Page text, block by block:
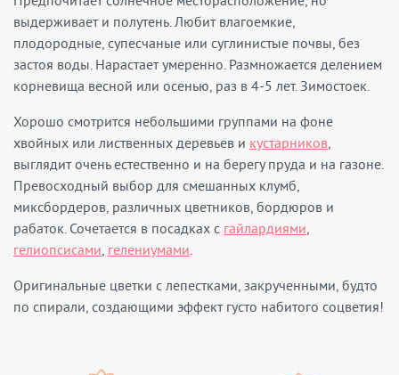
выдерживает и полутень. Любит влагоемкие,
плодородные, супесчаные или суглинистые почвы, без
застоя воды. Нарастает умеренно. Размножается делением
корневища весной или осенью, раз в 4-5 лет. Зимостоек.
Хорошо смотрится небольшими группами на фоне
хвойных или лиственных деревьев и кустарников,
выглядит очень естественно и на берегу пруда и на газоне.
Превосходный выбор для смешанных клумб,
миксбордеров, различных цветников, бордюров и
рабаток. Сочетается в посадках с гайлардиями,
гелиопсисами, гелениумами.
Оригинальные цветки с лепестками, закрученными, будто
по спирали, создающими эффект густо набитого соцветия!